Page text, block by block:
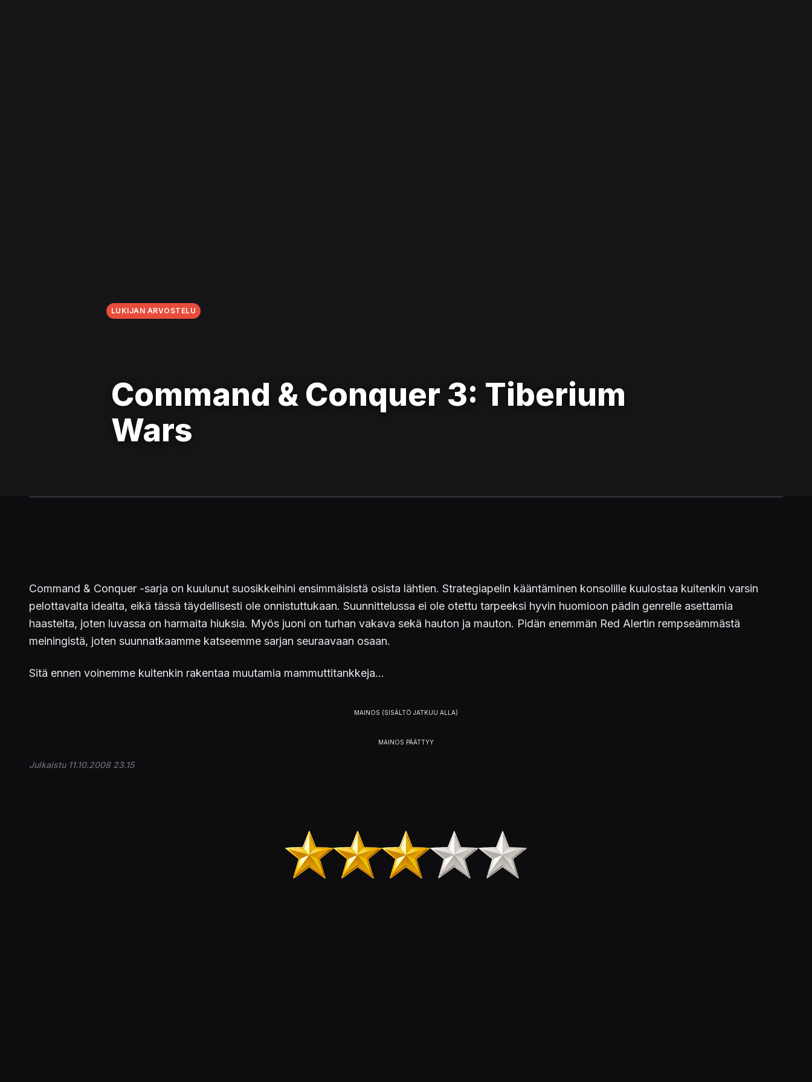
LUKIJAN ARVOSTELU
Command & Conquer 3: Tiberium
Wars
Command & Conquer -sarja on kuulunut suosikkeihini ensimmäisistä osista lähtien. Strategiapelin kääntäminen konsolille kuulostaa kuitenkin varsin
pelottavalta idealta, eikä tässä täydellisesti ole onnistuttukaan. Suunnittelussa ei ole otettu tarpeeksi hyvin huomioon pädin genrelle asettamia
haasteita, joten luvassa on harmaita hiuksia. Myös juoni on turhan vakava sekä hauton ja mauton. Pidän enemmän Red Alertin rempseämmästä
meiningistä, joten suunnatkaamme katseemme sarjan seuraavaan osaan.
Sitä ennen voinemme kuitenkin rakentaa muutamia mammuttitankkeja...
Julkaistu 11.10.2008 23.15